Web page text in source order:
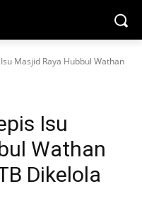
Masjid Raya Hubbul Wathan
Isu
Wathan
Dikelola